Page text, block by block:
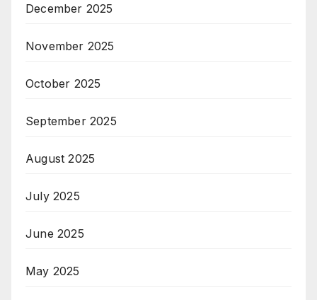
December 2025
November 2025
October 2025
September 2025
August 2025
July 2025
June 2025
May 2025